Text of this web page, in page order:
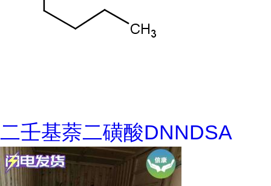
二壬基萘二磺酸DNNDSA